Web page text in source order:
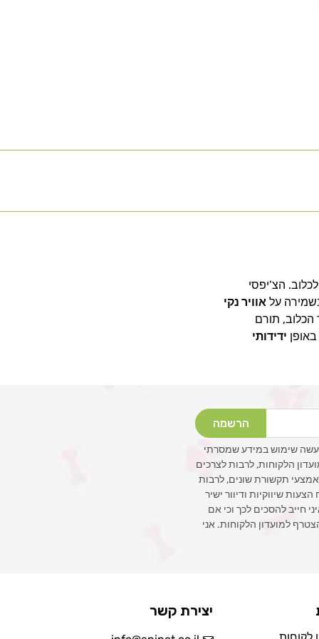
הצ’יפסי
על אוויר נקי
תורם
ידידותי
הרשמה
שימוש במידע שמסרתי
הלקוחות, לרבות לצרכים
באמצעי תקשורת שונים, לרבות
שיווקיות ודיוור ישיר
חייב להסכים לכך וכי אם
למועדון הלקוחות. אני
יצירת קשר